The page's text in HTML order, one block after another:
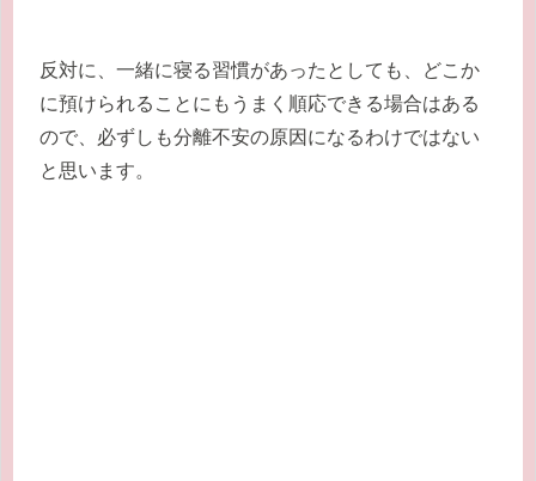
反対に、一緒に寝る習慣があったとしても、どこか
に預けられることにもうまく順応できる場合はある
ので、必ずしも分離不安の原因になるわけではない
と思います。